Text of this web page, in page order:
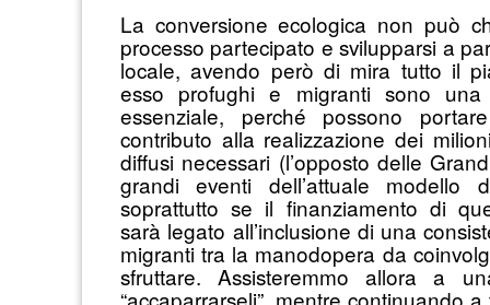
La conversione ecologica non può
processo partecipato e svilupparsi a
locale, avendo però di mira tutto il
esso profughi e migranti sono una
essenziale, perché possono
contributo alla realizzazione dei
diffusi necessari (l’opposto delle
grandi eventi dell’attuale modello
soprattutto se il finanziamento di
sarà legato all’inclusione di una
migranti tra la manodopera da
sfruttare. Assisteremmo allora a